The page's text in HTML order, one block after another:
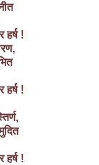
हर्ष !
हर्ष !
हर्ष !